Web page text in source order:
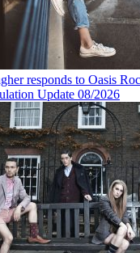
responds to Oasis
Update 08/2026